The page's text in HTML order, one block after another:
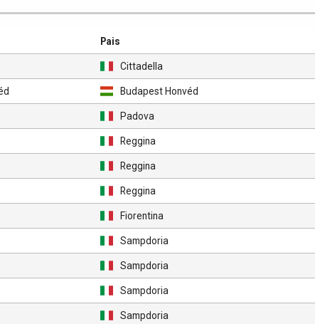
Pais
Cittadella
Budapest Honvéd
Padova
Reggina
Reggina
Reggina
Fiorentina
Sampdoria
Sampdoria
Sampdoria
Sampdoria